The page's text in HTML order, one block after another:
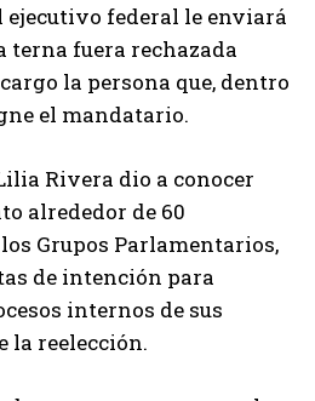
ejecutivo federal le enviará
terna fuera rechazada
la persona que, dentro
el mandatario.
Rivera dio a conocer
alrededor de 60
Grupos Parlamentarios,
de intención para
internos de sus
la reelección.